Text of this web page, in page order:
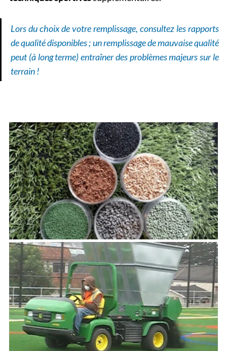
Lors du choix de votre remplissage, consultez les rapports
de qualité disponibles ; un remplissage de mauvaise qualité
peut (à long terme) entraîner des problèmes majeurs sur le
terrain !